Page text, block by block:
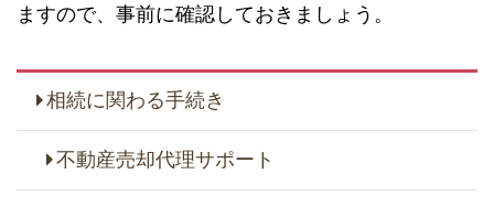
ますので、事前に確認しておきましょう。
相続に関わる手続き
不動産売却代理サポート